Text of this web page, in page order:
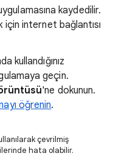
kaydedilir.
için internet bağlantısı
kullandığınız
geçin.
'ne dokunun.
öğrenin.
çevrilmiş
hata olabilir.